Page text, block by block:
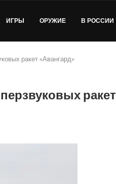
ИГРЫ ОРУЖИЕ В РОССИИ
ракет «Авангард»
ракет